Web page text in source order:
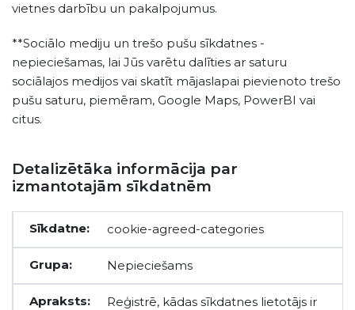
vietnes darbību un pakalpojumus.
**Sociālo mediju un trešo pušu sīkdatnes -
nepieciešamas, lai Jūs varētu dalīties ar saturu
sociālajos medijos vai skatīt mājaslapai pievienoto trešo
pušu saturu, piemēram, Google Maps, PowerBI vai
citus.
Detalizētāka informācija par
izmantotajām sīkdatnēm
cookie-agreed-categories
Nepieciešams
Reģistrē, kādas sīkdatnes lietotājs ir